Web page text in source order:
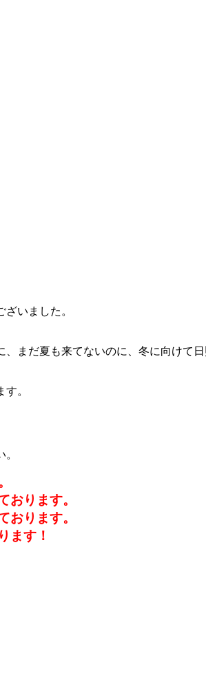
いました。
まだ夏も来てないのに、冬に向けて
。
おります。
おります。
ます！